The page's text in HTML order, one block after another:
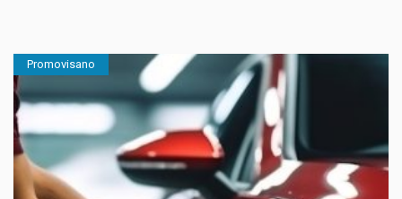
Promovisano